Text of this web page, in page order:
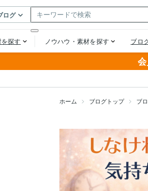
ホーム ブログトップ ブ